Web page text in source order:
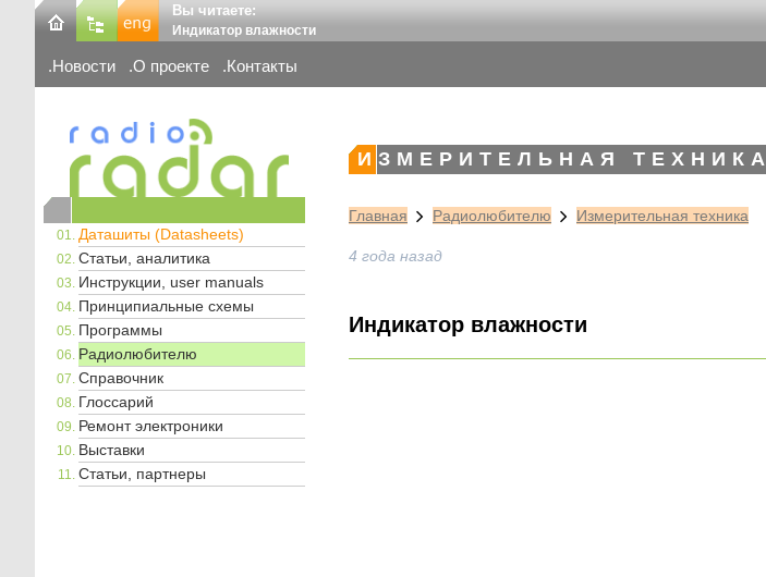
Вы читаете:
Индикатор влажности
Новости О проекте Контакты
Даташиты (Datasheets)
Статьи, аналитика
Инструкции, user manuals
Принципиальные схемы
Программы
Радиолюбителю
Справочник
Глоссарий
Ремонт электроники
Выставки
Статьи, партнеры
ИЗМЕРИТЕЛЬНАЯ ТЕХНИКА
Главная Радиолюбителю Измерительная техника
4 года назад
Индикатор влажности